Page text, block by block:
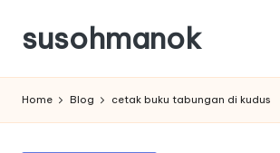
Skip
content
susohmanok
Home Blog cetak buku tabungan di kudus